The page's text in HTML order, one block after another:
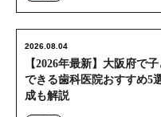
【2026年最新】大阪府で
できる歯科医院おすすめ5
成も解説
2026.08.04